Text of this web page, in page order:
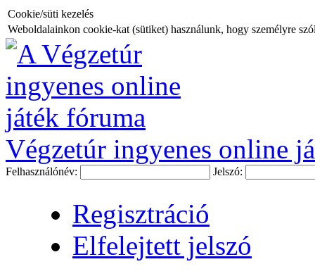
Cookie/süti kezelés
Weboldalainkon cookie-kat (sütiket) használunk, hogy személyre
Végzetúr ingyenes online
Felhasználónév: Jelszó:
Regisztráció
Elfelejtett jelszó